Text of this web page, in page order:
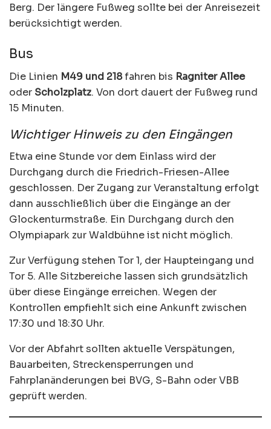
Berg. Der längere Fußweg sollte bei der Anreisezeit
berücksichtigt werden.
Bus
Die Linien M49 und 218fahren bis Ragniter Allee
oder Scholzplatz. Von dort dauert der Fußweg rund
15 Minuten.
Wichtiger Hinweis zu den Eingängen
Etwa eine Stunde vor dem Einlass wird der
Durchgang durch die Friedrich-Friesen-Allee
geschlossen. Der Zugang zur Veranstaltung erfolgt
dann ausschließlich über die Eingänge an der
Glockenturmstraße. Ein Durchgang durch den
Olympiapark zur Waldbühne ist nicht möglich.
Zur Verfügung stehen Tor 1, der Haupteingang und
Tor 5. Alle Sitzbereiche lassen sich grundsätzlich
über diese Eingänge erreichen. Wegen der
Kontrollen empfiehlt sich eine Ankunft zwischen
17:30 und 18:30 Uhr.
Vor der Abfahrt sollten aktuelle Verspätungen,
Bauarbeiten, Streckensperrungen und
Fahrplanänderungen bei BVG, S-Bahn oder VBB
geprüft werden.